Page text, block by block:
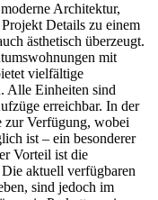
Architektur,
Details zu einem
ästhetisch überzeugt.
mit
vielfältige
Alle Einheiten sind
erreichbar. In der
zur Verfügung, wobei
ist – ein besonderer
Vorteil ist die
aktuell verfügbaren
sind jedoch im